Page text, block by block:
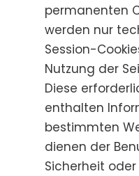
permanenten
werden nur
Session-
Nutzung der
Diese
enthalten
bestimmten
dienen der
Sicherheit